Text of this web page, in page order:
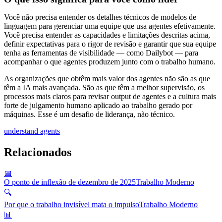
Você não precisa entender os detalhes técnicos de modelos de
linguagem para gerenciar uma equipe que usa agentes efetivamente.
Você precisa entender as capacidades e limitações descritas acima,
definir expectativas para o rigor de revisão e garantir que sua equipe
tenha as ferramentas de visibilidade — como Dailybot — para
acompanhar o que agentes produzem junto com o trabalho humano.
As organizações que obtêm mais valor dos agentes não são as que
têm a IA mais avançada. São as que têm a melhor supervisão, os
processos mais claros para revisar output de agentes e a cultura mais
forte de julgamento humano aplicado ao trabalho gerado por
máquinas. Esse é um desafio de liderança, não técnico.
understand agents
Relacionados
📅
O ponto de inflexão de dezembro de 2025Trabalho Moderno
🔍
Por que o trabalho invisível mata o impulsoTrabalho Moderno
📊